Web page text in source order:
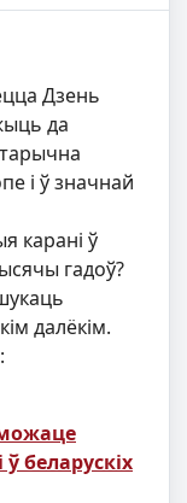
Дзень
да
і ў значнай
карані ў
гадоў?
далёкім.
беларускіх